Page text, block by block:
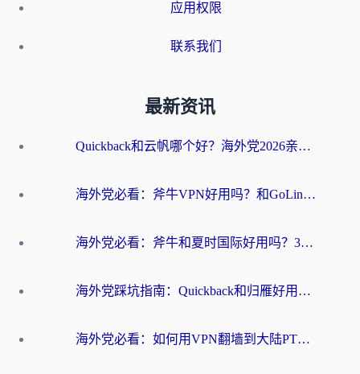
应用权限
联系我们
最新资讯
Quickback和云帆哪个好？海外党2026亲测指南：选对加速器大陆工具，无缝刷国内剧玩国服
海外党必看：斧牛VPN好用吗？和GoLinkVPN对比哪个回国效果更好？
海外党必看：斧牛和夏时国际好用吗？3步选对回国加速器，无缝刷国内资源
海外党踩坑指南：Quickback和归雁好用吗？选对加速器才能无缝刷国内资源
海外党必看：如何用VPN翻墙到大陆PTT？一篇解决你所有回国加速痛点